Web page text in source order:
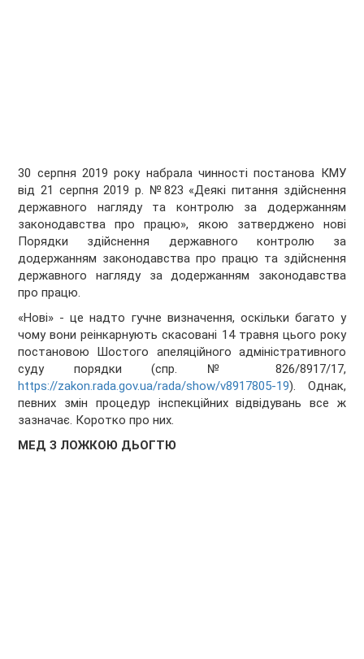
30 серпня 2019 року набрала чинності постанова КМУ
від 21 серпня 2019 р. №823 «Деякі питання здійснення
державного нагляду та контролю за додержанням
законодавства про працю», якою затверджено нові
Порядки здійснення державного контролю за
додержанням законодавства про працю та здійснення
державного нагляду за додержанням законодавства
про працю.
«Нові» - це надто гучне визначення, оскільки багато у
чому вони реінкарнують скасовані 14 травня цього року
постановою Шостого апеляційного адміністративного
суду порядки (спр. № 826/8917/17,
https://zakon.rada.gov.ua/rada/show/v8917805-19). Однак,
певних змін процедур інспекційних відвідувань все ж
зазначає. Коротко про них.
МЕД З ЛОЖКОЮ ДЬОГТЮ